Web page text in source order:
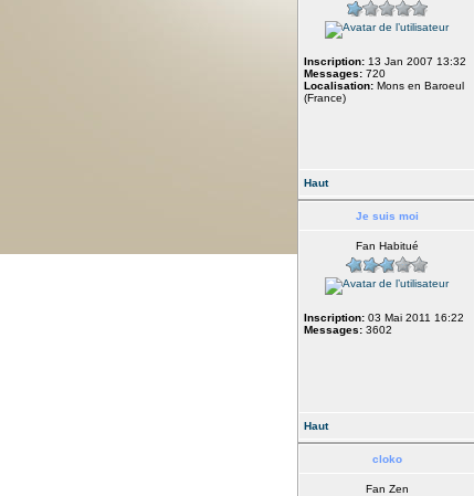
Inscription: 13 Jan 2007 13:32
Messages: 720
Localisation: Mons en Baroeul
(France)
Haut
Je suis moi
Fan Habitué
Inscription: 03 Mai 2011 16:22
Messages: 3602
Haut
cloko
Fan Zen